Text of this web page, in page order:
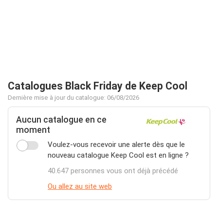
Catalogues Black Friday de Keep Cool
Dernière mise à jour du catalogue: 06/08/2026
Aucun catalogue en ce
moment
Voulez-vous recevoir une alerte dès que le
nouveau catalogue Keep Cool est en ligne ?
40.647 personnes vous ont déjà précédé
Ou allez au site web